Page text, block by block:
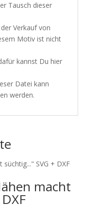
Tausch dieser
Verkauf von
Motiv ist nicht
kannst Du hier
Datei kann
werden.
macht